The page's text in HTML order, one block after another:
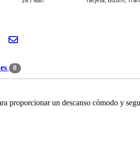
0
proporcionar un descanso cómodo y